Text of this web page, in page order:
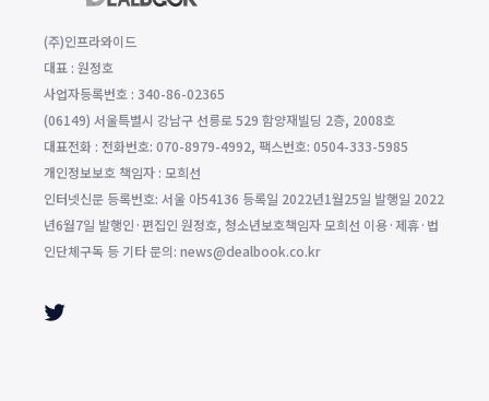
(주)인프라와이드
대표 : 원정호
사업자등록번호 : 340-86-02365
(06149) 서울특별시 강남구 선릉로 529 함양재빌딩 2층, 2008호
대표전화 : 전화번호: 070-8979-4992, 팩스번호: 0504-333-5985
개인정보보호 책임자 : 모희선
인터넷신문 등록번호: 서울 아54136 등록일 2022년1월25일 발행일 2022
년6월7일 발행인·편집인 원정호, 청소년보호책임자 모희선 이용·제휴·법
인단체구독 등 기타 문의: news@dealbook.co.kr